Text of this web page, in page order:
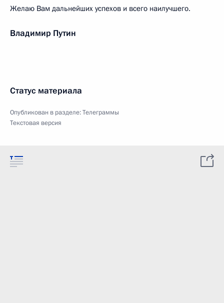
Желаю Вам дальнейших успехов и всего наилучшего.
Владимир Путин
Статус материала
Опубликован в разделе:Телеграммы
Текстовая версия